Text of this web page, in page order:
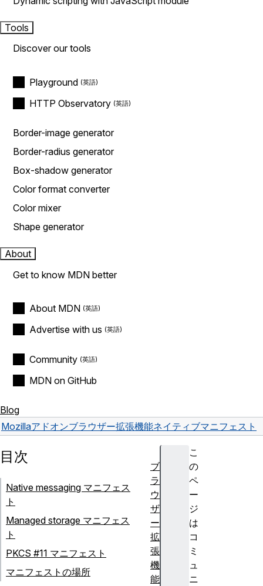
Tools
Discover our tools
Playground
HTTP Observatory
Border-image generator
Border-radius generator
Box-shadow generator
Color format converter
Color mixer
Shape generator
About
Get to know MDN better
About MDN
Advertise with us
Community
MDN on GitHub
Blog
Mozillaアドオンブラウザー拡張機能ネイティブマニフェスト
こ
の
ペ
ー
ジ
は
コ
ミ
ュ
ニ
目次
Native messaging マニフェス
ト
Managed storage マニフェス
ト
PKCS #11 マニフェスト
マニフェストの場所
ブ
ラ
ウ
ザ
ー
拡
張
機
能